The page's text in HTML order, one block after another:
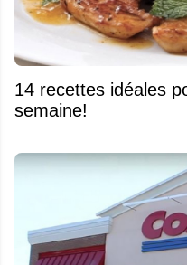
14 recettes idéales
semaine!